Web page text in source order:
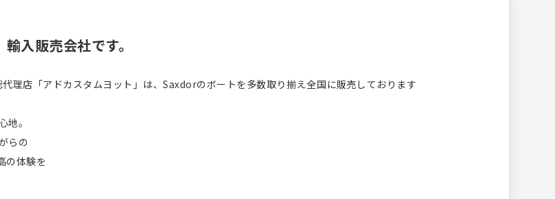
入販売会社です。
理店「アドカスタムヨット」は、Saxdorのボートを多数取り揃え全国に販売しております
地。
らの
の体験を